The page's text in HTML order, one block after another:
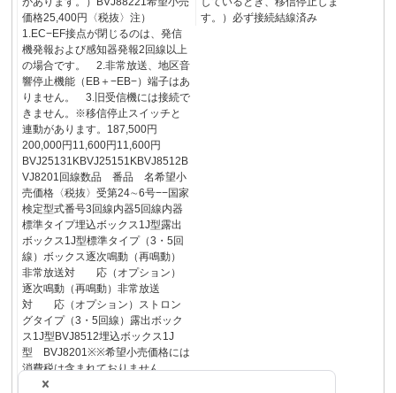
価格25,400円〈税抜〉注）
1.EC−EF接点が閉じるのは、発信
機発報および感知器発報2回線以上
の場合です。 2.非常放送、地区音
響停止機能（EB＋−EB−）端子はあ
りません。 3.旧受信機には接続で
きません。※移信停止スイッチと
連動があります。187,500円
200,000円11,600円11,600円
BVJ25131KBVJ25151KBVJ8512B
VJ8201回線数品 番品 名希望小
売価格〈税抜〉受第24∼6号−−国家
検定型式番号3回線内器5回線内器
標準タイプ埋込ボックス1J型露出
ボックス1J型標準タイプ（3・5回
線）ボックス逐次鳴動（再鳴動）
非常放送対 応（オプション）
逐次鳴動（再鳴動）非常放送
対 応（オプション）ストロン
グタイプ（3・5回線）露出ボック
ス1J型BVJ8512埋込ボックス1J
型 BVJ8201※※希望小売価格には
消費税は含まれておりません。
200,000円210,000円11,600円
す。）必ず接続結線済み